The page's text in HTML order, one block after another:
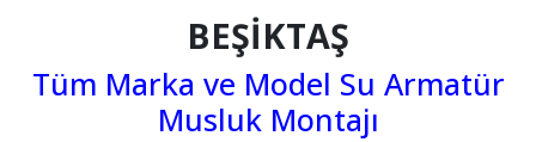
BEŞİKTAŞ
Tüm Marka ve Model Su Armatür
Musluk Montajı